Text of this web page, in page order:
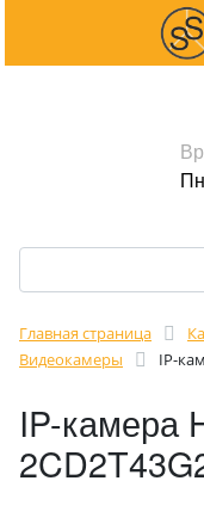
Главная страница
Видеокамеры
IP-
IP-камера